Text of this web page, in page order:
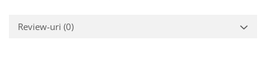
Review-uri (0)